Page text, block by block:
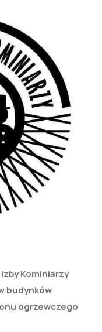
Kominiarzy
budynków
ogrzewczego